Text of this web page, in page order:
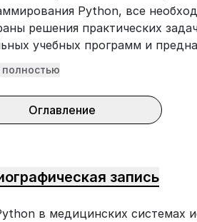
Python, все
решения практических
учебных программ и
по направлениям
вузов, которые хотят
полностью
Оглавление
запись
в медицинских системах